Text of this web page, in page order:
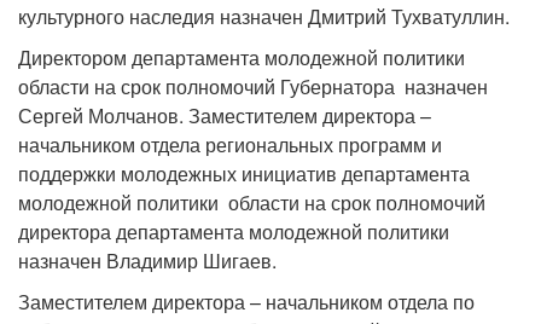
культурного наследия назначен Дмитрий Тухватуллин.
Директором департамента молодежной политики
области на срок полномочий Губернатора назначен
Сергей Молчанов. Заместителем директора –
начальником отдела региональных программ и
поддержки молодежных инициатив департамента
молодежной политики области на срок полномочий
директора департамента молодежной политики
назначен Владимир Шигаев.
Заместителем директора – начальником отдела по